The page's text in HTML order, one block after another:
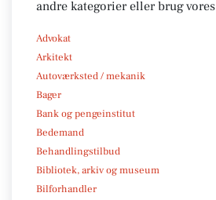
andre kategorier eller brug vores
Advokat
Arkitekt
Autoværksted / mekanik
Bager
Bank og pengeinstitut
Bedemand
Behandlingstilbud
Bibliotek, arkiv og museum
Bilforhandler